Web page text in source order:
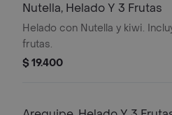
Nutella, Helado Y 3 Frutas
Helado con Nutella y kiwi.
frutas.
$ 19.400